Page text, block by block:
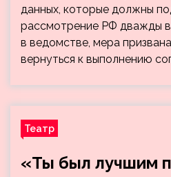
данных, которые должны
рассмотрение РФ дважды в
в ведомстве, мера
вернуться к выполнению
Театр
«Ты был лучшим